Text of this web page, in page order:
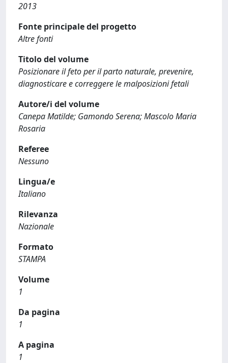
2013
Fonte principale del progetto
Altre fonti
Titolo del volume
Posizionare il feto per il parto naturale, prevenire,
diagnosticare e correggere le malposizioni fetali
Autore/i del volume
Canepa Matilde; Gamondo Serena; Mascolo Maria
Rosaria
Referee
Nessuno
Lingua/e
Italiano
Rilevanza
Nazionale
Formato
STAMPA
Volume
1
Da pagina
1
A pagina
1